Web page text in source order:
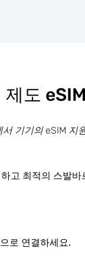
도
서 기기의 eSIM 지
고 최적의 스발
로 연결하세요.